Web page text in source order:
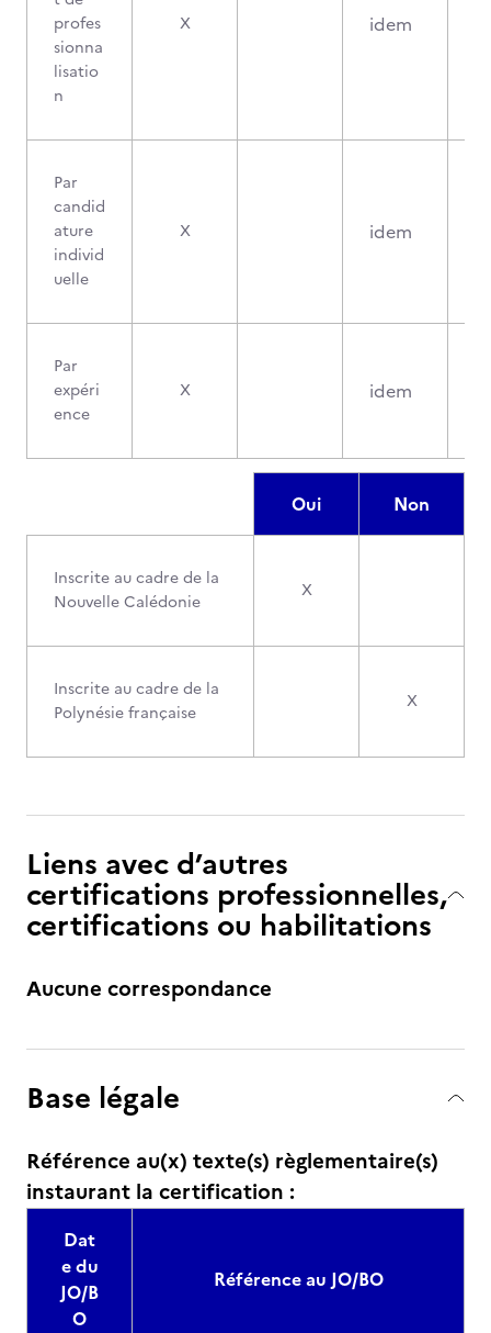
profes
sionna
lisatio
n
X idem
Par
candid
ature
individ
uelle
X idem
Par
expéri
ence
X idem
Oui Non
Inscrite au cadre de la
Nouvelle Calédonie
X
Inscrite au cadre de la
Polynésie française
X
Liens avec d’autres
certifications professionnelles,
certifications ou habilitations
Aucune correspondance
Base légale
Référence au(x) texte(s) règlementaire(s)
instaurant la certification :
Dat
e du
JO/B
O
Référence au JO/BO